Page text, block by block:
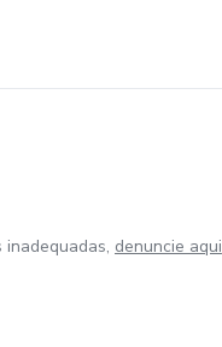
denuncie aqui